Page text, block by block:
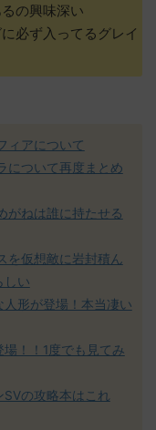
の興味深い
必ず入ってるグレイ
ィアについて
について再度まとめ
がねは誰に持たせる
を仮想敵に岩封積ん
しい
人形が登場！本当凄い
！！1度でも見てみ
の攻略本はこれ